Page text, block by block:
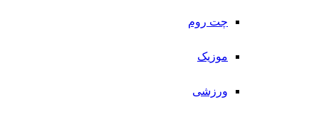
چت روم
موزیک
ورزشی